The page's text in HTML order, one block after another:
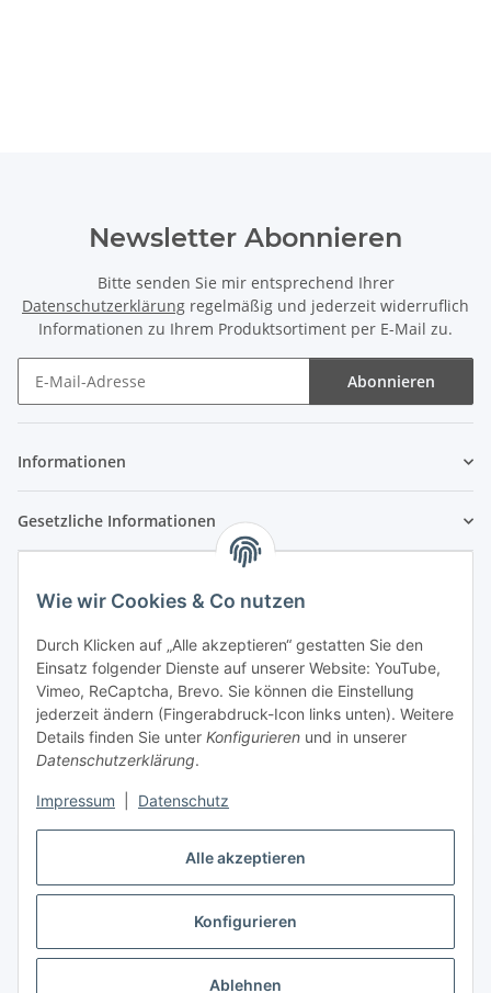
Alle akzeptieren
Konfigurieren
Ablehnen
Wie wir Cookies & Co nutzen
Durch Klicken auf „Alle akzeptieren“ gestatten Sie den
Einsatz folgender Dienste auf unserer Website: YouTube,
Vimeo, ReCaptcha, Brevo. Sie können die Einstellung
jederzeit ändern (Fingerabdruck-Icon links unten). Weitere
Details finden Sie unter Konfigurieren und in unserer
Datenschutzerklärung.
Impressum Datenschutz
Newsletter Abonnieren
Bitte senden Sie mir entsprechend Ihrer
Datenschutzerklärung regelmäßig und jederzeit widerruflich
Informationen zu Ihrem Produktsortiment per E-Mail zu.
Abonnieren
Informationen
Gesetzliche Informationen
Vertrag widerrufen
* Alle Preise inkl. gesetzlicher USt., zzgl.Versand